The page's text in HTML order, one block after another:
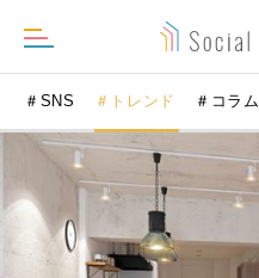
＃SNS ＃トレンド ＃コラム